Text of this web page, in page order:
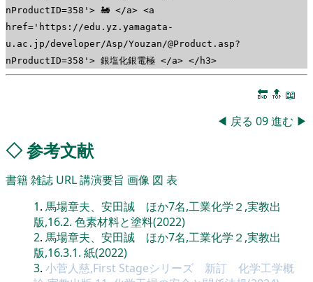
nProductID=358'> 🚂 </a> <a
href='https://edu.yz.yamagata-
u.ac.jp/developer/Asp/Youzan/@Product.asp?
nProductID=358'> 銀塩化銀電極 </a> </h3>
🔚 🔝 📖
◀ 戻る 09進む ▶
◇参考文献
書籍雑誌 URL講演要旨 画像 図 表
1. 馬場章夫、安田誠 ほか7名,工業化学２,実教出
版,16.2. 色素材料と塗料(2022)
2. 馬場章夫、安田誠 ほか7名,工業化学２,実教出
版,16.3.1. 紙(2022)
3. 小菅人慈,First Stageシリーズ 新訂 化学工学概